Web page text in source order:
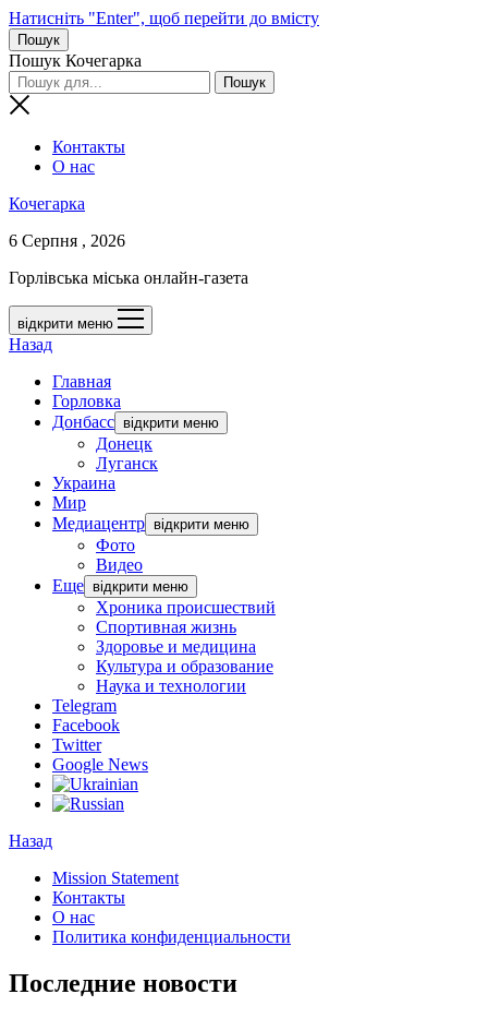
Натисніть "Enter", щоб перейти до вмісту
Пошук
Пошук Кочегарка
Контакты
О нас
Кочегарка
6 Серпня , 2026
Горлівська міська онлайн-газета
відкрити меню
Назад
Главная
Горловка
Донбасс відкрити меню
Донецк
Луганск
Украина
Мир
Медиацентр відкрити меню
Фото
Видео
Еще відкрити меню
Хроника происшествий
Спортивная жизнь
Здоровье и медицина
Культура и образование
Наука и технологии
Telegram
Facebook
Twitter
Google News
Назад
Mission Statement
Контакты
О нас
Политика конфиденциальности
Последние новости